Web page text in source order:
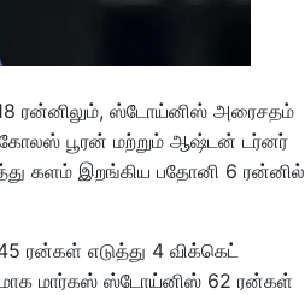
ரன்னிலும், ஸ்டோய்னிஸ் அரைசதம்
பூரன் மற்றும் ஆஷ்டன் டர்னர்
களம் இறங்கிய பதோனி 6 ரன்னில்
ரன்கள் எடுத்து 4 விக்கெட்
மார்கஸ் ஸ்டோய்னிஸ் 62 ரன்கள்